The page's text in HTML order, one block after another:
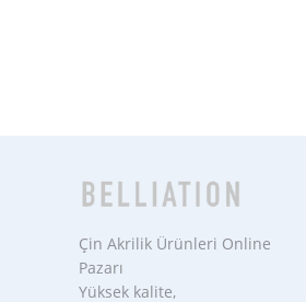
Çin Akrilik Ürünleri Online
Pazarı
Yüksek kalite,